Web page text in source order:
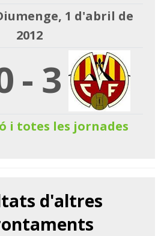
1 d'abril de
2012
- 3
i totes les jornades
d'altres